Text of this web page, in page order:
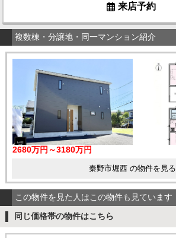
来店予約
複数棟・分譲地・同一マンション紹介
2680万円～3180万円
秦野市堀西 の物件を見る
この物件を見た人はこの物件も見ています
同じ価格帯の物件はこちら